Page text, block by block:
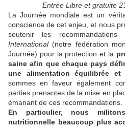
Entrée Libre et gratuite
La Journée mondiale est un
conscience de cet enjeu, et nous
soutenir les
International(notre fédération
Journée) pour la protection et la
saine afin que chaque pays
une alimentation équilibrée et
sommes en faveur également
parties prenantes de la mise en
émanant de ces recommandations.
En particulier, nous
nutritionnelle beaucoup plus